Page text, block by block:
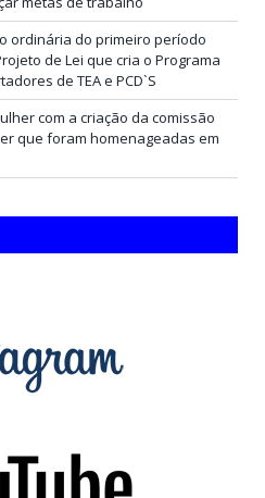
ordinária do primeiro período
de Lei que cria o Programa
de TEA e PCD`S
com a criação da comissão
que foram homenageadas em